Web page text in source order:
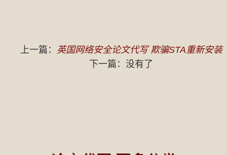
上一篇：
英国网络安全论文代写 欺骗STA重新安装
下一篇：没有了